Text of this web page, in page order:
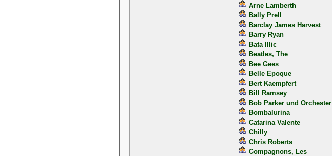
Arne Lamberth
Bally Prell
Barclay James Harvest
Barry Ryan
Bata Illic
Beatles, The
Bee Gees
Belle Epoque
Bert Kaempfert
Bill Ramsey
Bob Parker und Orchester
Bombalurina
Catarina Valente
Chilly
Chris Roberts
Compagnons, Les